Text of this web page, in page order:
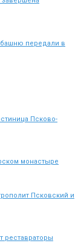
башню передали в
Псково-
монастыре
Псковский и
реставраторы